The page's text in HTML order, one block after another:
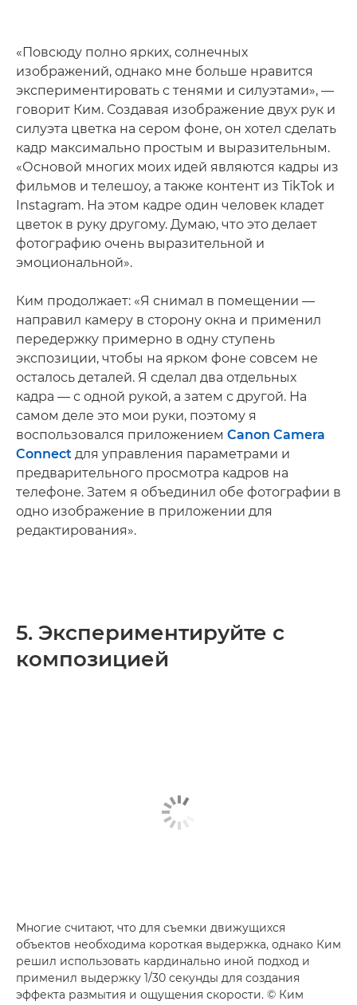
«Повсюду полно ярких, солнечных
изображений, однако мне больше нравится
экспериментировать с тенями и силуэтами», —
говорит Ким. Создавая изображение двух рук и
силуэта цветка на сером фоне, он хотел сделать
кадр максимально простым и выразительным.
«Основой многих моих идей являются кадры из
фильмов и телешоу, а также контент из TikTok и
Instagram. На этом кадре один человек кладет
цветок в руку другому. Думаю, что это делает
фотографию очень выразительной и
эмоциональной».
Ким продолжает: «Я снимал в помещении —
направил камеру в сторону окна и применил
передержку примерно в одну ступень
экспозиции, чтобы на ярком фоне совсем не
осталось деталей. Я сделал два отдельных
кадра — с одной рукой, а затем с другой. На
самом деле это мои руки, поэтому я
воспользовался приложением Canon Camera
Connect для управления параметрами и
предварительного просмотра кадров на
телефоне. Затем я объединил обе фотографии в
одно изображение в приложении для
редактирования».
5. Экспериментируйте с
композицией
Многие считают, что для съемки движущихся
объектов необходима короткая выдержка, однако Ким
решил использовать кардинально иной подход и
применил выдержку 1/30 секунды для создания
эффекта размытия и ощущения скорости. © Ким